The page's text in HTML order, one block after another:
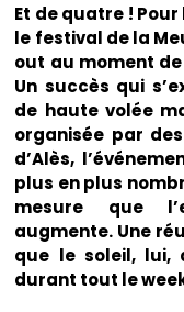
Et de quatre !
le festival de la
out au moment
Un succès qui
de haute volée
organisée par
d’Alès,
plus en plus
mesure que
augmente. Une
que le soleil, lui,
durant tout le